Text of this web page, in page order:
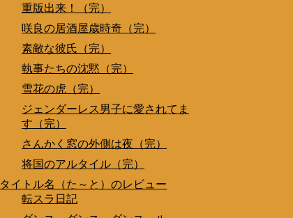
重版出来！（完）
咲良の居酒屋歳時奇（完）
素敵な彼氏（完）
執事たちの沈黙（完）
雪花の虎（完）
ジェンダーレス男子に愛されてま
す（完）
さんかく窓の外側は夜（完）
将国のアルタイル（完）
タイトル名（た～と）のレビュー
転スラ日記